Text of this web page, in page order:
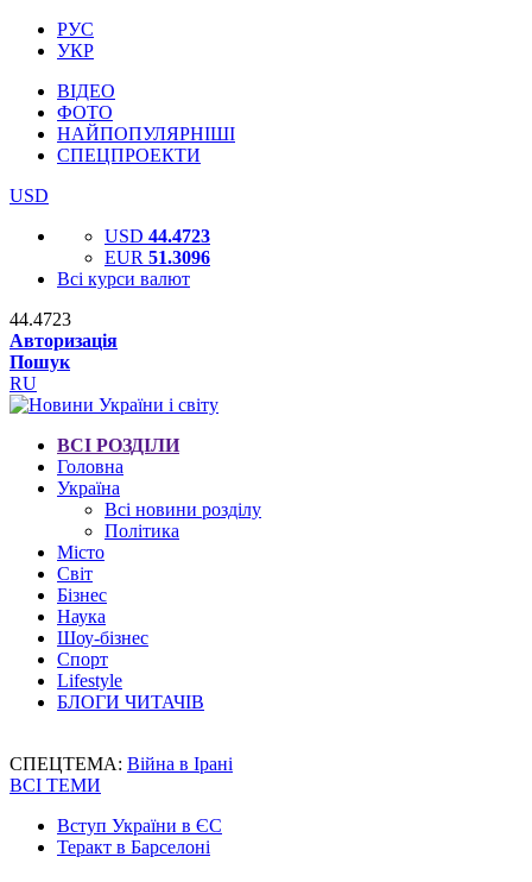
РУС
УКР
ВІДЕО
ФОТО
НАЙПОПУЛЯРНІШІ
СПЕЦПРОЕКТИ
USD
USD 44.4723
EUR 51.3096
Всі курси валют
44.4723
Авторизація
Пошук
RU
ВСІ РОЗДІЛИ
Головна
Україна
Всі новини розділу
Політика
Місто
Світ
Бізнес
Наука
Шоу-бізнес
Спорт
Lifestyle
БЛОГИ ЧИТАЧІВ
СПЕЦТЕМА: Війна в Ірані
ВСІ ТЕМИ
Вступ України в ЄС
Теракт в Барселоні